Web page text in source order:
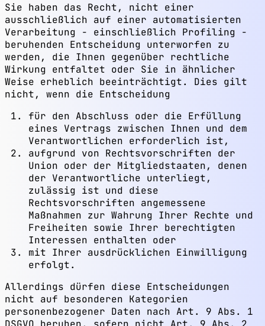
Sie haben das Recht, nicht einer
ausschließlich auf einer automatisierten
Verarbeitung - einschließlich Profiling -
beruhenden Entscheidung unterworfen zu
werden, die Ihnen gegenüber rechtliche
Wirkung entfaltet oder Sie in ähnlicher
Weise erheblich beeinträchtigt. Dies gilt
nicht, wenn die Entscheidung
für den Abschluss oder die Erfüllung
eines Vertrags zwischen Ihnen und dem
Verantwortlichen erforderlich ist,
aufgrund von Rechtsvorschriften der
Union oder der Mitgliedstaaten, denen
der Verantwortliche unterliegt,
zulässig ist und diese
Rechtsvorschriften angemessene
Maßnahmen zur Wahrung Ihrer Rechte und
Freiheiten sowie Ihrer berechtigten
Interessen enthalten oder
mit Ihrer ausdrücklichen Einwilligung
erfolgt.
Allerdings dürfen diese Entscheidungen
nicht auf besonderen Kategorien
personenbezogener Daten nach Art. 9 Abs. 1